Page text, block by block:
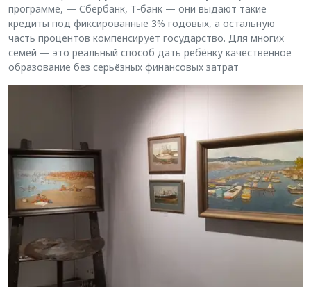
программе, — Сбербанк, Т-банк — они выдают такие
кредиты под фиксированные 3% годовых, а остальную
часть процентов компенсирует государство. Для многих
семей — это реальный способ дать ребёнку качественное
образование без серьёзных финансовых затрат